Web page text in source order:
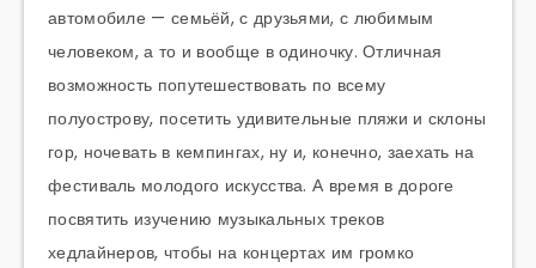
автомобиле — семьёй, с друзьями, с любимым
человеком, а то и вообще в одиночку. Отличная
возможность попутешествовать по всему
полуострову, посетить удивительные пляжи и склоны
гор, ночевать в кемпингах, ну и, конечно, заехать на
фестиваль молодого искусства. А время в дороге
посвятить изучению музыкальных треков
хедлайнеров, чтобы на концертах им громко